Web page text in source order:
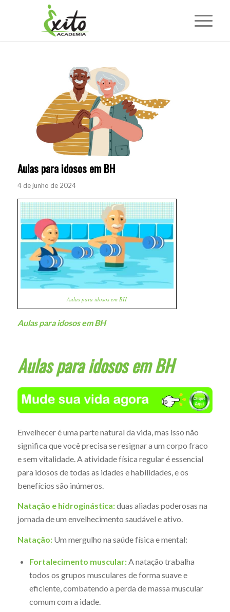
Aulas para idosos em BH
4 de junho de 2024
Aulas para idosos em BH
Aulas para idosos em BH
Aulas para idosos em BH
Envelhecer é uma parte natural da vida, mas isso não
significa que você precisa se resignar a um corpo fraco
e sem vitalidade. A atividade física regular é essencial
para idosos de todas as idades e habilidades, e os
benefícios são inúmeros.
Natação e hidroginástica:duas aliadas poderosas na
jornada de um envelhecimento saudável e ativo.
Natação:Um mergulho na saúde física e mental:
Fortalecimento muscular:A natação trabalha
todos os grupos musculares de forma suave e
eficiente, combatendo a perda de massa muscular
comum com a idade.